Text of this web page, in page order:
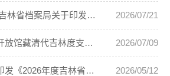
吉林省农业农村厅 吉林省档案局关于印发《吉林省第二轮土地承包到期后再延长30年试点工作档案管理实施办法》的通知 2026/07/21
吉林省档案馆关于开放馆藏清代吉林度支司档案的通告 2026/07/09
吉林省档案局关于印发《2026年度吉林省档案局科技项目计划》的通知 2026/05/12